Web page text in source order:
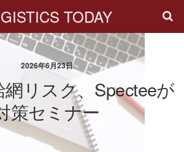
TODAY
2026年6月23日
網リスク、Specteeが
策セミナー